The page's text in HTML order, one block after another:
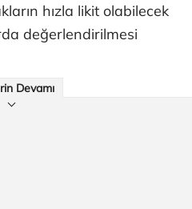
hızla likit olabilecek
değerlendirilmesi
Devamı